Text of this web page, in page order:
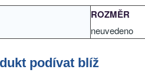
ROZMĚR
neuvedeno
podívat blíž